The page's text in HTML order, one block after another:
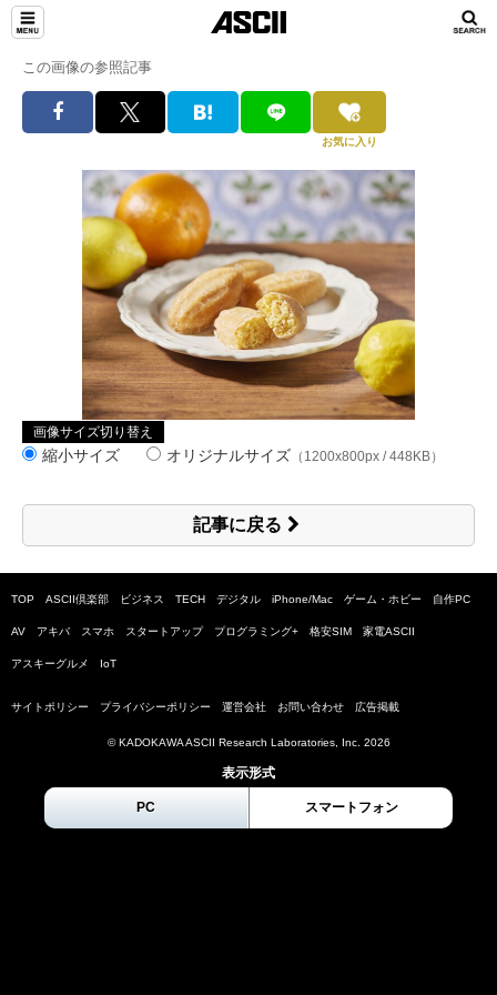
この画像の参照記事
お気に入り
画像サイズ切り替え
縮小サイズ オリジナルサイズ （1200x800px / 448KB）
記事に戻る
TOP ASCII倶楽部 ビジネス TECH デジタル iPhone/Mac ゲーム・ホビー 自作PC
AV アキバ スマホ スタートアップ プログラミング+ 格安SIM 家電ASCII
アスキーグルメ IoT
サイトポリシー プライバシーポリシー 運営会社 お問い合わせ 広告掲載
© KADOKAWA ASCII Research Laboratories, Inc. 2026
表示形式
PC スマートフォン